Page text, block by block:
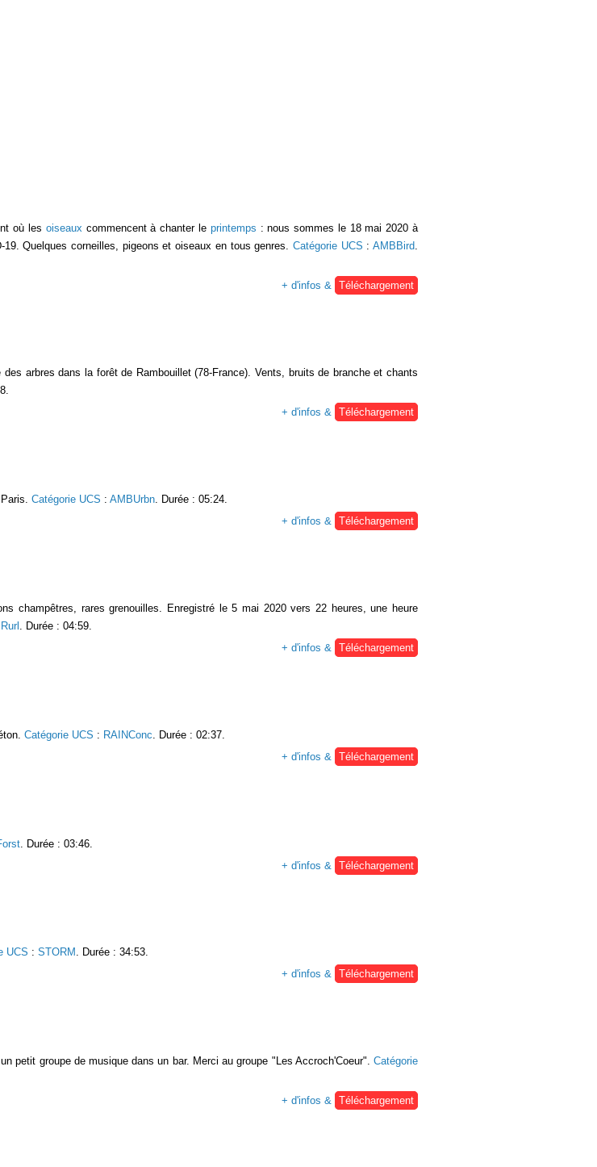
où les oiseaux commencent à chanter le printemps : nous sommes le 18 mai 2020 à
Quelques corneilles, pigeons et oiseaux en tous genres. Catégorie UCS :AMBBird.
+ d'infos & Téléchargement
arbres dans la forêt de Rambouillet (78-France). Vents, bruits de branche et chants
+ d'infos & Téléchargement
Catégorie UCS : AMBUrbn . Durée : 05:24.
+ d'infos &
Téléchargement
champêtres, rares grenouilles. Enregistré le 5 mai 2020 vers 22 heures, une heure
. Durée : 04:59.
+ d'infos &
Téléchargement
Catégorie UCS : RAINConc . Durée : 02:37.
+ d'infos &
Téléchargement
. Durée : 03:46.
+ d'infos &
Téléchargement
UCS : STORM . Durée : 34:53.
+ d'infos & Téléchargement
petit groupe de musique dans un bar. Merci au groupe "Les Accroch'Coeur". Catégorie
+ d'infos & Téléchargement